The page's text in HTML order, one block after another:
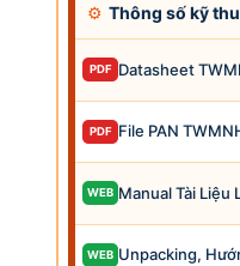
⚙ Thông số kỹ
PDF Datasheet
PDF File PAN
WEB Manual Tài Liệu
WEB Unpacking,